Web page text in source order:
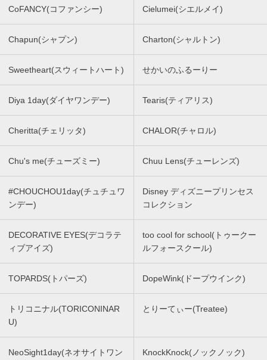
CoFANCY(コファンシー) Cielumei(シエルメイ)
Chapun(シャプン) Charton(シャルトン)
Sweetheart(スウィートハート) せかいのふるーりー
Diya 1day(ダイヤワンデー) Tearis(ティアリス)
Cheritta(チェリッタ) CHALOR(チャロル)
Chu's me(チューズミー) Chuu Lens(チューレンズ)
#CHOUCHOU1day(チュチュワ
ンデー)
Disney ディズニープリンセス
コレクション
DECORATIVE EYES(デコラテ
ィブアイズ)
too cool for school(トゥークー
ルフォースクール)
TOPARDS(トパーズ) DopeWink(ドープウインク)
トリコニナル(TORICONINAR
U)
とりーてぃー(Treatee)
NeoSight1day(ネオサイトワン
KnockKnock(ノックノック)